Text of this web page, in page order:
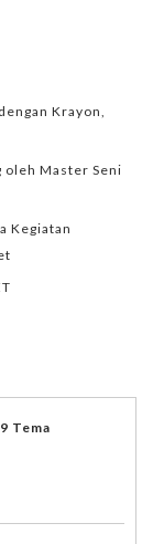
Krayon,
oleh Master Seni
Kegiatan
Tema